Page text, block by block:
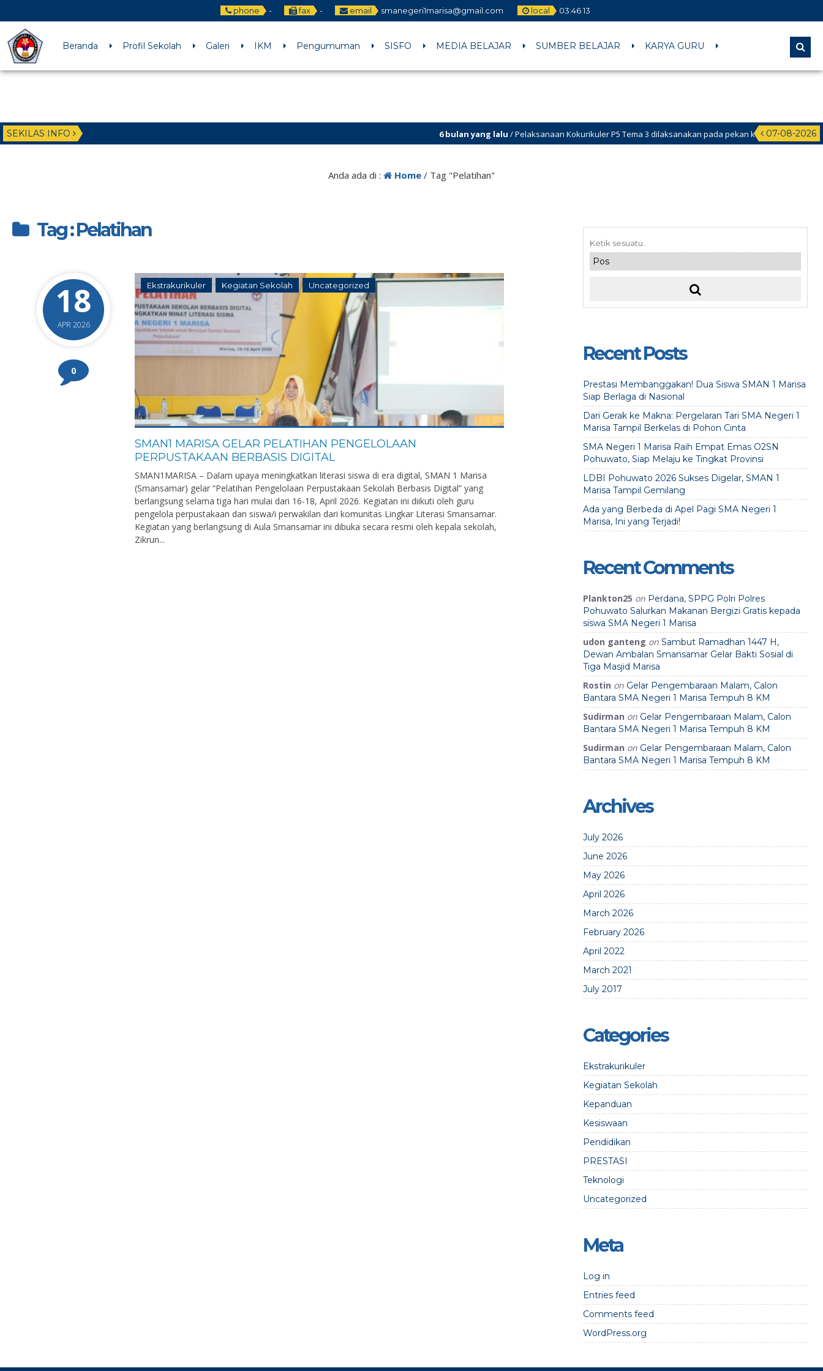
phone - fax - email smanegeri1marisa@gmail.com local 03:4613
Beranda Profil Sekolah Galeri IKM Pengumuman SISFO MEDIA BELAJAR SUMBER BELAJAR KARYA GURU
SEKILAS INFO 07-08-2026
6 bulan yang lalu/ Pelaksanaan Kokurikuler P5 Tema 3 dilaksanakan pada pekan ke-2 Februari 2026 s.d ke-1
Anda ada di : Home / Tag "Pelatihan"
Tag : Pelatihan
18
APR 2026
0
Ekstrakurikuler Kegiatan Sekolah Uncategorized
SMAN1 MARISA GELAR PELATIHAN PENGELOLAAN
PERPUSTAKAAN BERBASIS DIGITAL
SMAN1MARISA – Dalam upaya meningkatkan literasi siswa di era digital, SMAN 1 Marisa
(Smansamar) gelar “Pelatihan Pengelolaan Perpustakaan Sekolah Berbasis Digital” yang
berlangsung selama tiga hari mulai dari 16-18, April 2026. Kegiatan ini diikuti oleh guru
pengelola perpustakaan dan siswa/i perwakilan dari komunitas Lingkar Literasi Smansamar.
Kegiatan yang berlangsung di Aula Smansamar ini dibuka secara resmi oleh kepala sekolah,
Zikrun...
Recent Posts
Prestasi Membanggakan! Dua Siswa SMAN 1 Marisa
Siap Berlaga di Nasional
Dari Gerak ke Makna: Pergelaran Tari SMA Negeri 1
Marisa Tampil Berkelas di Pohon Cinta
SMA Negeri 1 Marisa Raih Empat Emas O2SN
Pohuwato, Siap Melaju ke Tingkat Provinsi
LDBI Pohuwato 2026 Sukses Digelar, SMAN 1
Marisa Tampil Gemilang
Ada yang Berbeda di Apel Pagi SMA Negeri 1
Marisa, Ini yang Terjadi!
Recent Comments
Plankton25 on Perdana, SPPG Polri Polres
Pohuwato Salurkan Makanan Bergizi Gratis kepada
siswa SMA Negeri 1 Marisa
udon ganteng on Sambut Ramadhan 1447 H,
Dewan Ambalan Smansamar Gelar Bakti Sosial di
Tiga Masjid Marisa
Rostin on Gelar Pengembaraan Malam, Calon
Bantara SMA Negeri 1 Marisa Tempuh 8 KM
Sudirman on Gelar Pengembaraan Malam, Calon
Bantara SMA Negeri 1 Marisa Tempuh 8 KM
Sudirman on Gelar Pengembaraan Malam, Calon
Bantara SMA Negeri 1 Marisa Tempuh 8 KM
Archives
July 2026
June 2026
May 2026
April 2026
March 2026
February 2026
April 2022
March 2021
July 2017
Categories
Ekstrakurikuler
Kegiatan Sekolah
Kepanduan
Kesiswaan
Pendidikan
PRESTASI
Teknologi
Uncategorized
Meta
Log in
Entries feed
Comments feed
WordPress.org